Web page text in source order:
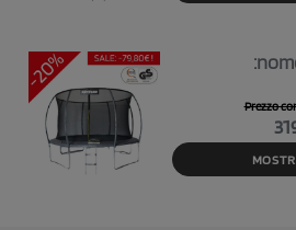
Prezzo